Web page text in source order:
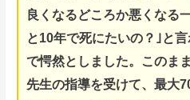
良くなるどころか悪くなる一
と10年で死にたいの？｣と
で愕然としました。このま
先生の指導を受けて、最大